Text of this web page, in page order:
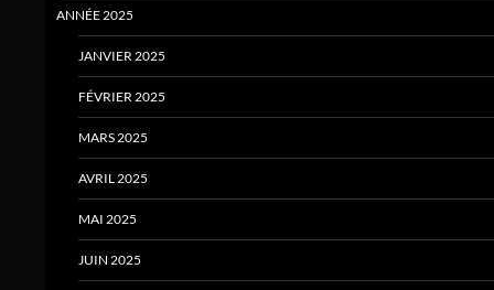
ANNÉE 2025
JANVIER 2025
FÉVRIER 2025
MARS 2025
AVRIL 2025
MAI 2025
JUIN 2025